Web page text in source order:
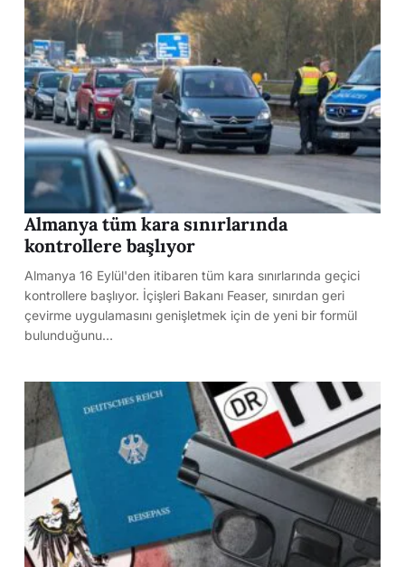
Almanya tüm kara sınırlarında
kontrollere başlıyor
Almanya 16 Eylül'den itibaren tüm kara sınırlarında geçici
kontrollere başlıyor. İçişleri Bakanı Feaser, sınırdan geri
çevirme uygulamasını genişletmek için de yeni bir formül
bulunduğunu…